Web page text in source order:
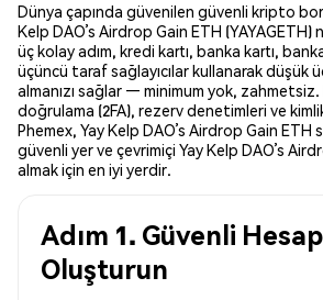
Dünya çapında güvenilen güvenli kripto
Kelp DAO’s Airdrop Gain ETH (YAYAGETH)
üç kolay adım, kredi kartı, banka kartı,
üçüncü taraf sağlayıcılar kullanarak düşük
almanızı sağlar — minimum yok,
doğrulama (2FA), rezerv denetimleri ve
Phemex, Yay Kelp DAO’s Airdrop Gain ETH
güvenli yer ve çevrimiçi Yay Kelp DAO’s
almak için en iyi yerdir.
Adım 1. Güvenli Hesap
Oluşturun